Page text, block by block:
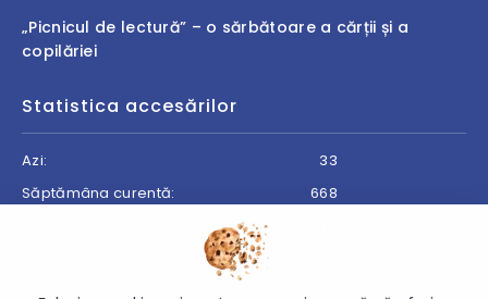
„Picnicul de lectură” – o sărbătoare a cărții și a
copilăriei
Statistica accesărilor
Azi:
33
Săptămâna curentă:
668